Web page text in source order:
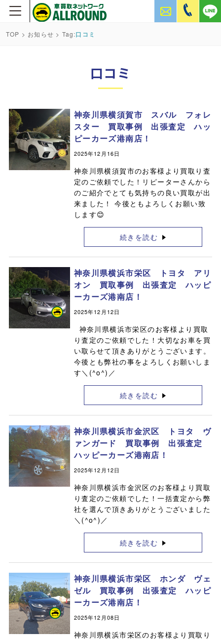
TOP > お知らせ > Tag:口コミ
口コミ
神奈川県横須賀市 スバル フォレ
スター 買取事例 出張査定 ハッ
ピーカーズ港南店！
2025年12月16日
神奈川県横須賀市のお客様より買取り査
定のご依頼でした！リピーターさんから
のご紹介でとても気持ちの良い買取が出
来ました！ 今後ともよろしくお願い致
します😊
続きを読む
神奈川県横浜市栄区 トヨタ アリ
オン 買取事例 出張査定 ハッピ
ーカーズ港南店！
2025年12月12日
神奈川県横浜市栄区のお客様より買取
り査定のご依頼でした！大切なお車を買
い取らせて頂きありがとうございます。
今後とも弊社の事をよろしくお願いしま
す＼(^o^)／
続きを読む
神奈川県横浜市金沢区 トヨタ ヴ
ァンガード 買取事例 出張査定
ハッピーカーズ港南店！
2025年12月12日
神奈川県横浜市金沢区のお客様より買取
り査定のご依頼でした！一括査定から弊
社を選んで頂きありがとうございました
＼(^o^)／
続きを読む
神奈川県横浜市栄区 ホンダ ヴェ
ゼル 買取事例 出張査定 ハッピ
ーカーズ港南店！
2025年12月08日
神奈川県横浜市栄区のお客様より買取り